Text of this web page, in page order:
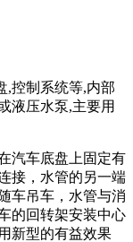
,控制系统等,内部
液压水泵,主要用
汽车底盘上固定有
接，水管的另一端
车吊车，水管与消
的回转架安装中心
新型的有益效果